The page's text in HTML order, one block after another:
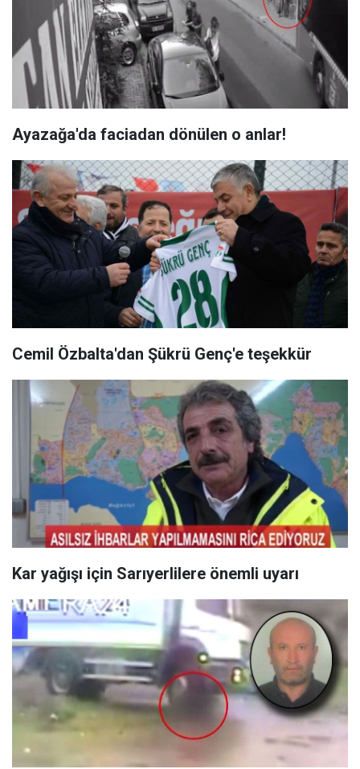
Ayazağa'da faciadan dönülen o anlar!
Cemil Özbalta'dan Şükrü Genç'e teşekkür
Kar yağışı için Sarıyerlilere önemli uyarı